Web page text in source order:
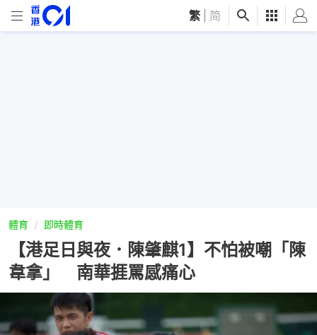
繁 简
體育 即時體育
【港足日與夜．陳肇麒1】不怕被嘲「陳
韋拿」 南華捱罵感痛心